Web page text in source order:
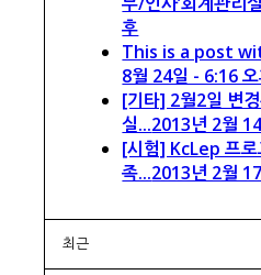
후
This is a post
8월 24일 - 6:16
[기타] 2월2일 변
실...2013년 2월
[시험] KcLep 프로
족...2013년 2월
최근